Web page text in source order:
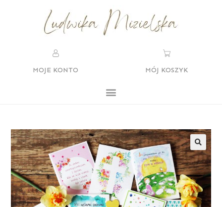
MOJE KONTO MÓJ KOSZYK